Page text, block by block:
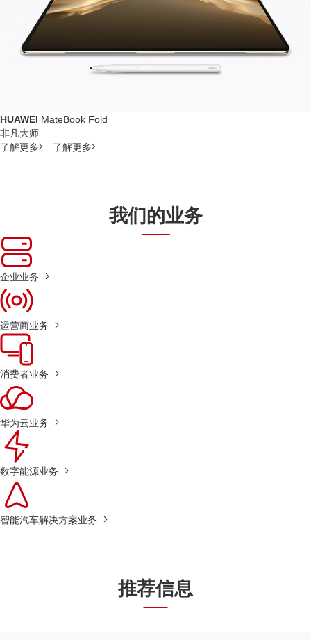
HUAWEI MateBook Fold
非凡大师
了解更多
了解更多
我们的业务
企业业务
运营商业务
消费者业务
华为云业务
数字能源业务
智能汽车解决方案业务
推荐信息